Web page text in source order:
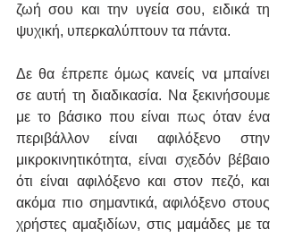
ζωή σου και την υγεία σου, ειδικά τη
ψυχική, υπερκαλύπτουν τα πάντα.
Δε θα έπρεπε όμως κανείς να μπαίνει
σε αυτή τη διαδικασία. Να ξεκινήσουμε
με το βάσικο που είναι πως όταν ένα
περιβάλλον είναι αφιλόξενο στην
μικροκινητικότητα, είναι σχεδόν βέβαιο
ότι είναι αφιλόξενο και στον πεζό, και
ακόμα πιο σημαντικά, αφιλόξενο στους
χρήστες αμαξιδίων, στις μαμάδες με τα